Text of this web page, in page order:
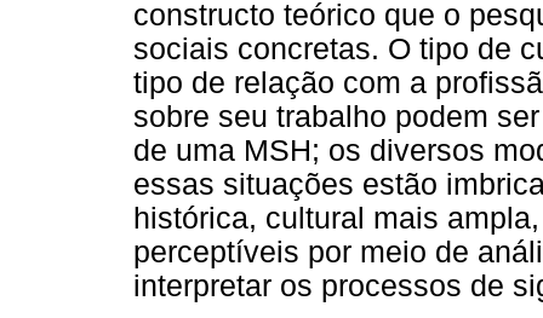
constructo teórico que o
sociais concretas. O tipo de
tipo de relação com a
sobre seu trabalho podem
de uma MSH; os diversos
essas situações estão
histórica, cultural mais
perceptíveis por meio de
interpretar os processos de